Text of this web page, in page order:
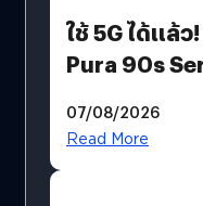
ใช้ 5G ได้แล้
Pura 90s
07/08/2026
Read More